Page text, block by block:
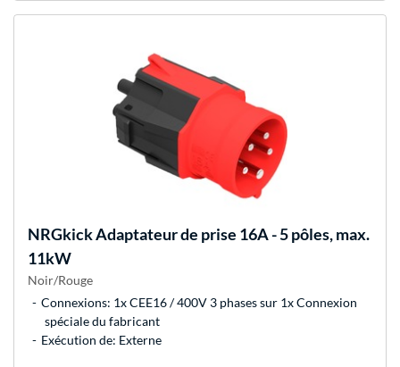
NRGkickAdaptateur de prise 16A - 5 pôles, max.
11kW
Noir/Rouge
Connexions: 1x CEE16 / 400V 3 phases sur 1x Connexion
spéciale du fabricant
Exécution de: Externe